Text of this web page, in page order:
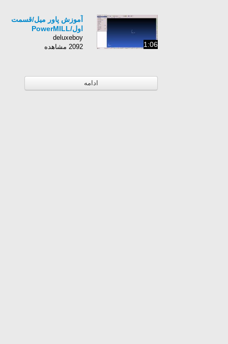
1:06
آموزش پاور میل/قسمت
اول/PowerMILL
deluxeboy
2092 مشاهده
ادامه